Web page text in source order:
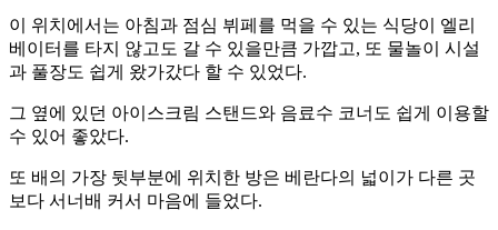
이 위치에서는 아침과 점심 뷔페를 먹을 수 있는 식당이 엘리
베이터를 타지 않고도 갈 수 있을만큼 가깝고, 또 물놀이 시설
과 풀장도 쉽게 왔가갔다 할 수 있었다.
그 옆에 있던 아이스크림 스탠드와 음료수 코너도 쉽게 이용할
수 있어 좋았다.
또 배의 가장 뒷부분에 위치한 방은 베란다의 넓이가 다른 곳
보다 서너배 커서 마음에 들었다.